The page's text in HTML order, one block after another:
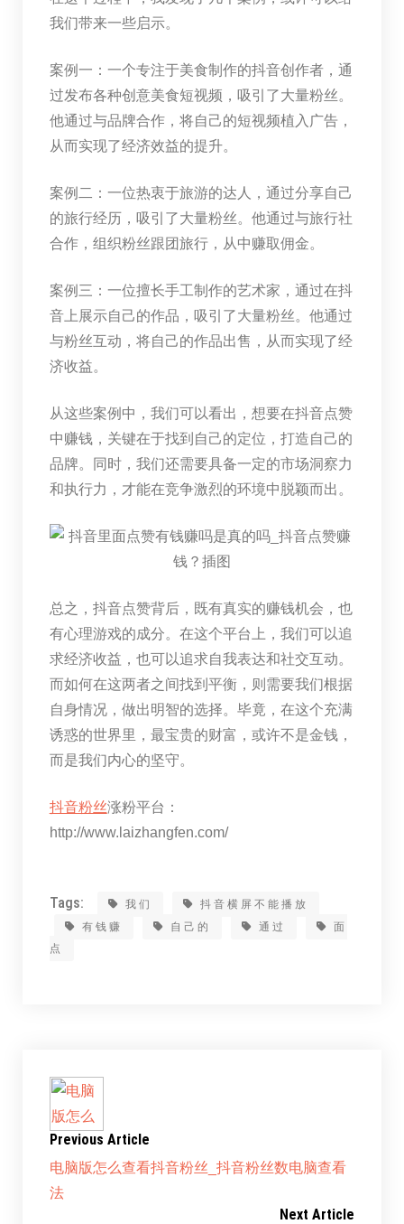
我们带来一些启示。
案例一：一个专注于美食制作的抖音创作者，通
过发布各种创意美食短视频，吸引了大量粉丝。
他通过与品牌合作，将自己的短视频植入广告，
从而实现了经济效益的提升。
案例二：一位热衷于旅游的达人，通过分享自己
的旅行经历，吸引了大量粉丝。他通过与旅行社
合作，组织粉丝跟团旅行，从中赚取佣金。
案例三：一位擅长手工制作的艺术家，通过在抖
音上展示自己的作品，吸引了大量粉丝。他通过
与粉丝互动，将自己的作品出售，从而实现了经
济收益。
从这些案例中，我们可以看出，想要在抖音点赞
中赚钱，关键在于找到自己的定位，打造自己的
品牌。同时，我们还需要具备一定的市场洞察力
和执行力，才能在竞争激烈的环境中脱颖而出。
总之，抖音点赞背后，既有真实的赚钱机会，也
有心理游戏的成分。在这个平台上，我们可以追
求经济收益，也可以追求自我表达和社交互动。
而如何在这两者之间找到平衡，则需要我们根据
自身情况，做出明智的选择。毕竟，在这个充满
诱惑的世界里，最宝贵的财富，或许不是金钱，
而是我们内心的坚守。
抖音粉丝涨粉平台：
http://www.laizhangfen.com/
Tags: 我们
抖音横屏不能播放
有钱赚
自己的 通过
面
点
Previous Article
电脑版怎么查看抖音粉丝_抖音粉丝数电脑查看
法
Next Article